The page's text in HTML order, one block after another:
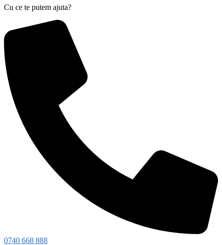
Cu ce te putem ajuta?
0740 668 888